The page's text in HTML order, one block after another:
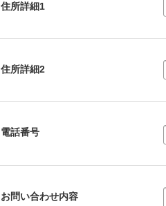
住所詳細1
住所詳細2
電話番号
お問い合わせ内容